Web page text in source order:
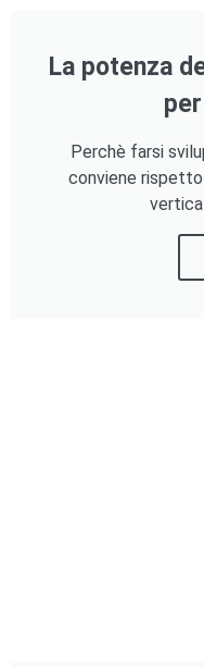
La potenza
Perchè farsi
conviene